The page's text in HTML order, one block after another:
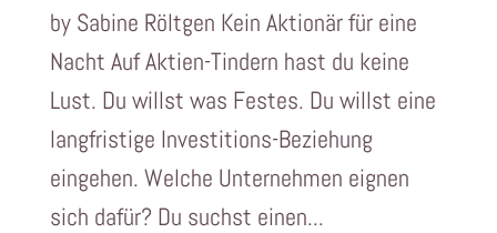
by Sabine Röltgen Kein Aktionär für eine
Nacht Auf Aktien-Tindern hast du keine
Lust. Du willst was Festes. Du willst eine
langfristige Investitions-Beziehung
eingehen. Welche Unternehmen eignen
sich dafür? Du suchst einen...